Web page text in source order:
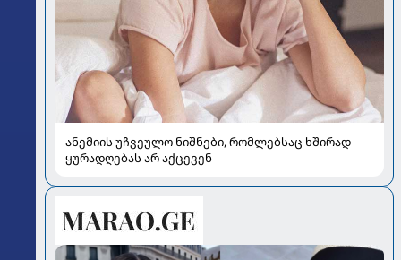
ანემიის უჩვეულო ნიშნები, რომლებსაც ხშირად
ყურადღებას არ აქცევენ